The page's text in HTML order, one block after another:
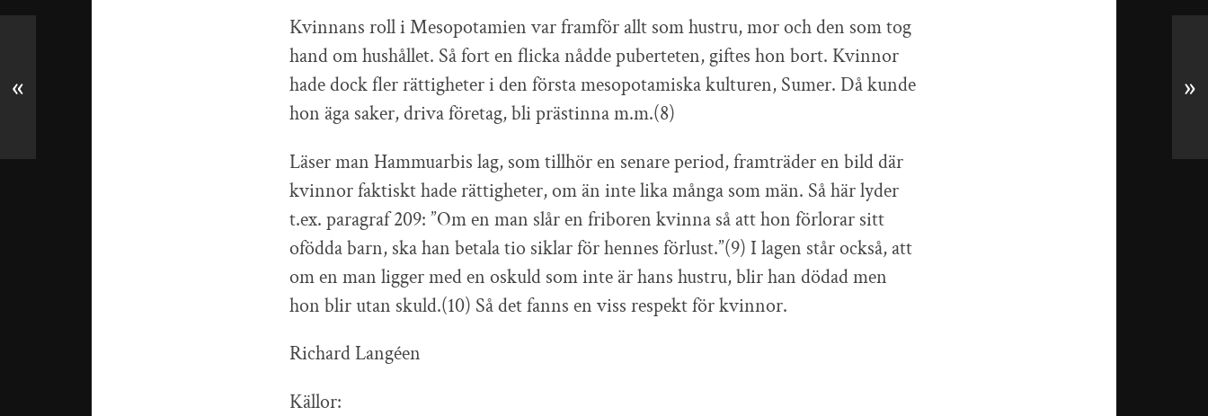
Kvinnans roll i Mesopotamien var framför allt som hustru, mor och den som tog
hand om hushållet. Så fort en flicka nådde puberteten, giftes hon bort. Kvinnor
hade dock fler rättigheter i den första mesopotamiska kulturen, Sumer. Då kunde
hon äga saker, driva företag, bli prästinna m.m.(8)
Läser man Hammuarbis lag, som tillhör en senare period, framträder en bild där
kvinnor faktiskt hade rättigheter, om än inte lika många som män. Så här lyder
t.ex. paragraf 209: ”Om en man slår en friboren kvinna så att hon förlorar sitt
ofödda barn, ska han betala tio siklar för hennes förlust.”(9) I lagen står också, att
om en man ligger med en oskuld som inte är hans hustru, blir han dödad men
hon blir utan skuld.(10) Så det fanns en viss respekt för kvinnor.
Richard Langéen
Källor:
« »